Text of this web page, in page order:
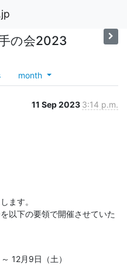
の会2023
month
11 Sep 2023 3:14 p.m.
ます。
以下の要領で開催させていた
12月9日（土）